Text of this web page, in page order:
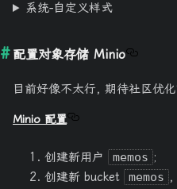
系统-自定义样式
配置对象存储 Minio
目前好像不太行, 期待社区优
Minio 配置
创建新用户 memos ;
创建新 bucket
memos ,